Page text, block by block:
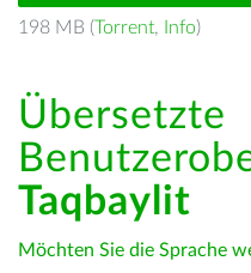
198 MB (Torrent, Info)
Übersetzte
Taqbaylit
Möchten Sie die Sprache